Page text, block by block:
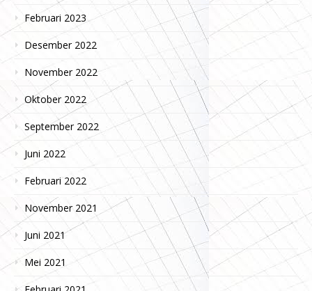
Februari 2023
Desember 2022
November 2022
Oktober 2022
September 2022
Juni 2022
Februari 2022
November 2021
Juni 2021
Mei 2021